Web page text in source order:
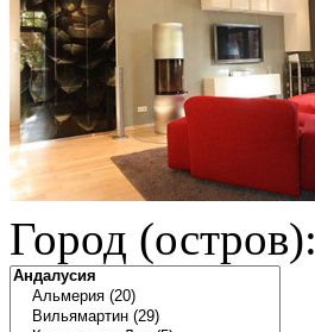
Город (остров):